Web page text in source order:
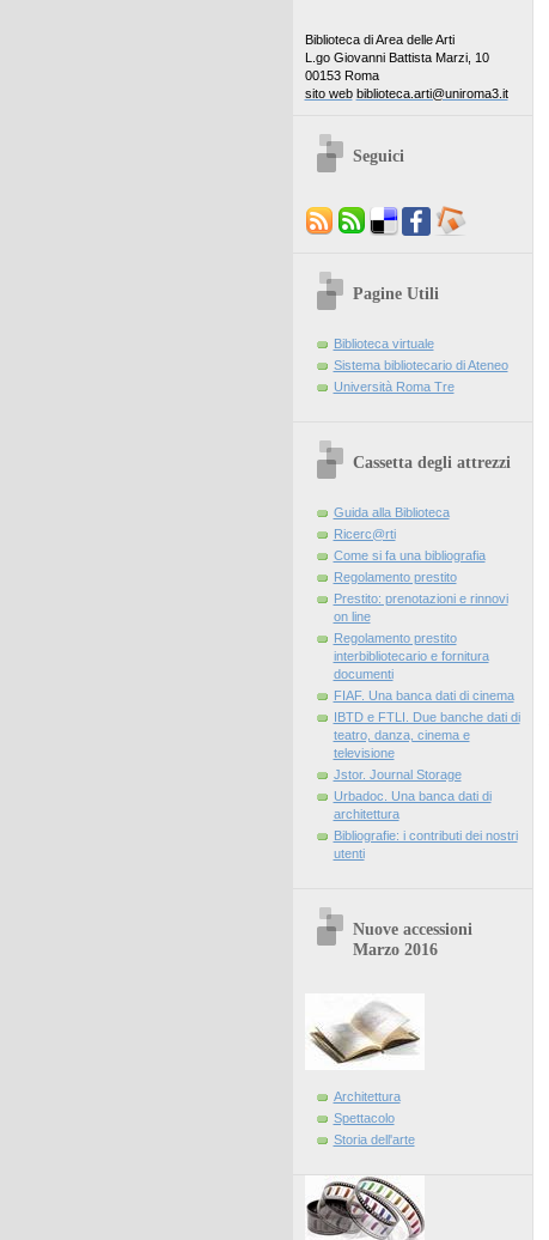
Biblioteca di Area delle Arti
L.go Giovanni Battista Marzi, 10
00153 Roma
sito web biblioteca.arti@uniroma3.it
Seguici
Pagine Utili
Biblioteca virtuale
Sistema bibliotecario di Ateneo
Università Roma Tre
Cassetta degli attrezzi
Guida alla Biblioteca
Ricerc@rti
Come si fa una bibliografia
Regolamento prestito
Prestito: prenotazioni e rinnovi
on line
Regolamento prestito
interbibliotecario e fornitura
documenti
FIAF. Una banca dati di cinema
IBTD e FTLI. Due banche dati di
teatro, danza, cinema e
televisione
Jstor. Journal Storage
Urbadoc. Una banca dati di
architettura
Bibliografie: i contributi dei nostri
utenti
Nuove accessioni
Marzo 2016
Architettura
Spettacolo
Storia dell'arte